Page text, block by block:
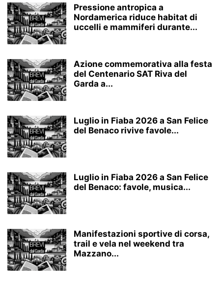
Pressione antropica a
Nordamerica riduce habitat di
uccelli e mammiferi durante...
Azione commemorativa alla festa
del Centenario SAT Riva del
Garda a...
Luglio in Fiaba 2026 a San Felice
del Benaco rivive favole...
Luglio in Fiaba 2026 a San Felice
del Benaco: favole, musica...
Manifestazioni sportive di corsa,
trail e vela nel weekend tra
Mazzano...